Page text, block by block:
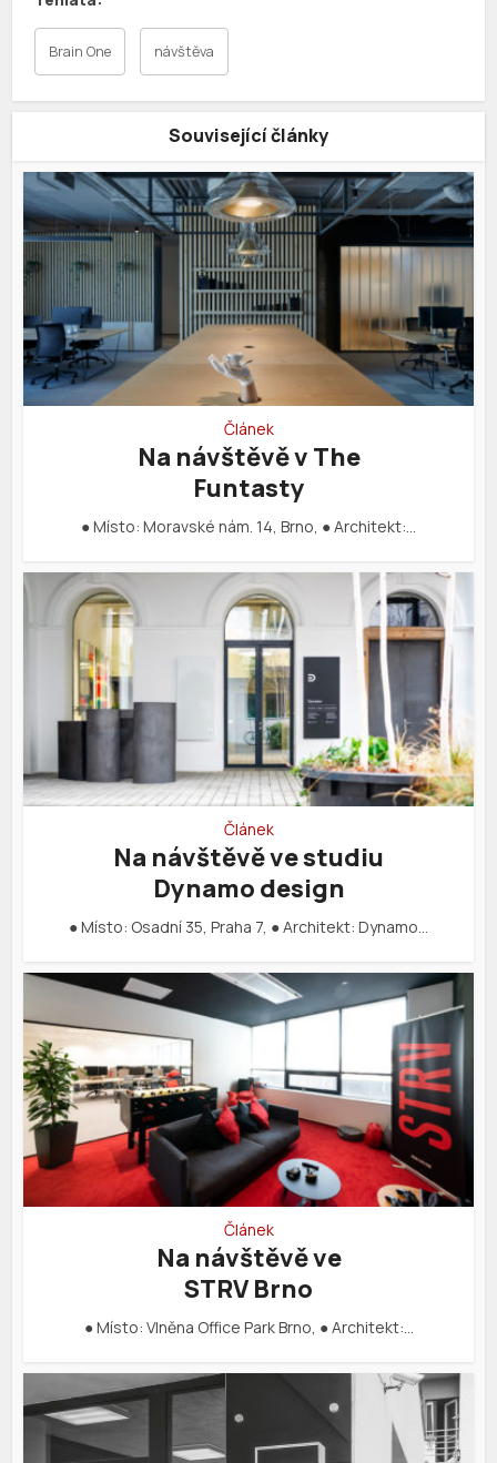
Brain One návštěva
Související články
Článek
Na návštěvě v The
Funtasty
● Místo: Moravské nám. 14, Brno, ● Architekt:…
Článek
Na návštěvě ve studiu
Dynamo design
● Místo: Osadní 35, Praha 7, ● Architekt: Dynamo…
Článek
Na návštěvě ve
STRV Brno
● Místo: Vlněna Office Park Brno, ● Architekt:…